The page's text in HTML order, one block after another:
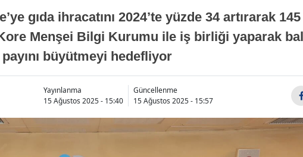
gıda ihracatını 2024’te yüzde 34 artırarak
Menşei Bilgi Kurumu ile iş birliği yaparak
büyütmeyi hedefliyor
Yayınlanma
15 Ağustos 2025 - 15:40
Güncellenme
15 Ağustos 2025 - 15:57